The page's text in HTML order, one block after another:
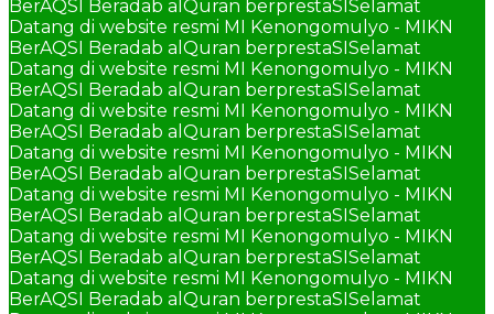
BerAQSI Beradab alQuran berprestaSISelamat
Datang di website resmi MI Kenongomulyo - MIKN
BerAQSI Beradab alQuran berprestaSISelamat
Datang di website resmi MI Kenongomulyo - MIKN
BerAQSI Beradab alQuran berprestaSISelamat
Datang di website resmi MI Kenongomulyo - MIKN
BerAQSI Beradab alQuran berprestaSISelamat
Datang di website resmi MI Kenongomulyo - MIKN
BerAQSI Beradab alQuran berprestaSISelamat
Datang di website resmi MI Kenongomulyo - MIKN
BerAQSI Beradab alQuran berprestaSISelamat
Datang di website resmi MI Kenongomulyo - MIKN
BerAQSI Beradab alQuran berprestaSISelamat
Datang di website resmi MI Kenongomulyo - MIKN
BerAQSI Beradab alQuran berprestaSISelamat